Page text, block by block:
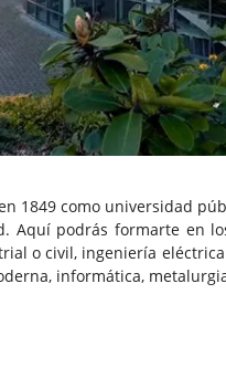
1849 como universidad
Aquí podrás formarte en
o civil, ingeniería
informática,